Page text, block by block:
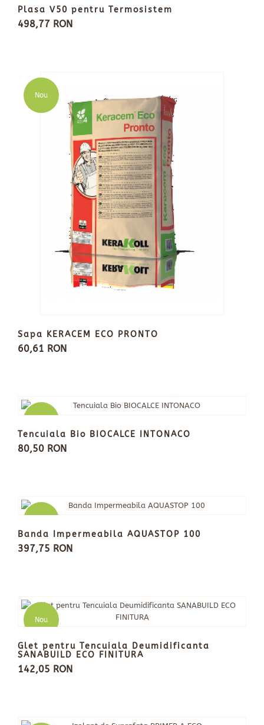
Plasa V50 pentru Termosistem
498,77 RON
Nou
Sapa KERACEM ECO PRONTO
60,61 RON
Tencuiala Bio BIOCALCE INTONACO
80,50 RON
Banda Impermeabila AQUASTOP 100
397,75 RON
Nou
Glet pentru Tencuiala Deumidificanta
SANABUILD ECO FINITURA
142,05 RON